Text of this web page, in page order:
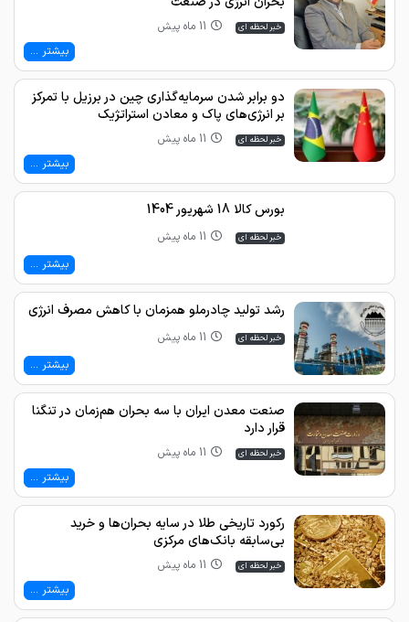
خبر لحظه ای
11 ماه پیش
بیشتر ...
دو برابر شدن سرمایه‌گذاری چین در برزیل با تمرکز
بر انرژی‌های پاک و معادن استراتژیک
خبر لحظه ای
11 ماه پیش
بیشتر ...
بورس کالا 18 شهریور 1404
خبر لحظه ای
11 ماه پیش
بیشتر ...
رشد تولید چادرملو همزمان با کاهش مصرف انرژی
خبر لحظه ای
11 ماه پیش
بیشتر ...
صنعت معدن ایران با سه بحران هم‌زمان در تنگنا
قرار دارد
خبر لحظه ای
11 ماه پیش
بیشتر ...
رکورد تاریخی طلا در سایه بحران‌ها و خرید
بی‌سابقه بانک‌های مرکزی
خبر لحظه ای
11 ماه پیش
بیشتر ...